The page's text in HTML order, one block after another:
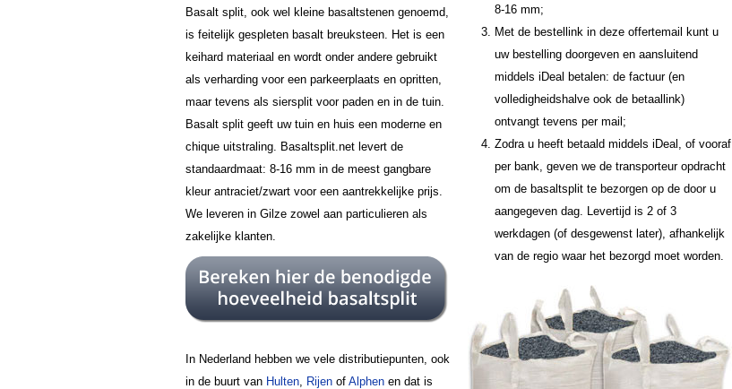
Basalt split, ook wel kleine basaltstenen genoemd,
is feitelijk gespleten basalt breuksteen. Het is een
keihard materiaal en wordt onder andere gebruikt
als verharding voor een parkeerplaats en opritten,
maar tevens als siersplit voor paden en in de tuin.
Basalt split geeft uw tuin en huis een moderne en
chique uitstraling. Basaltsplit.net levert de
standaardmaat: 8-16 mm in de meest gangbare
kleur antraciet/zwart voor een aantrekkelijke prijs.
We leveren in Gilze zowel aan particulieren als
zakelijke klanten.
In Nederland hebben we vele distributiepunten, ook
in de buurt van Hulten, Rijen of Alphen en dat is
8-16 mm;
Met de bestellink in deze offertemail kunt u
uw bestelling doorgeven en aansluitend
middels iDeal betalen: de factuur (en
volledigheidshalve ook de betaallink)
ontvangt tevens per mail;
Zodra u heeft betaald middels iDeal, of vooraf
per bank, geven we de transporteur opdracht
om de basaltsplit te bezorgen op de door u
aangegeven dag. Levertijd is 2 of 3
werkdagen (of desgewenst later), afhankelijk
van de regio waar het bezorgd moet worden.